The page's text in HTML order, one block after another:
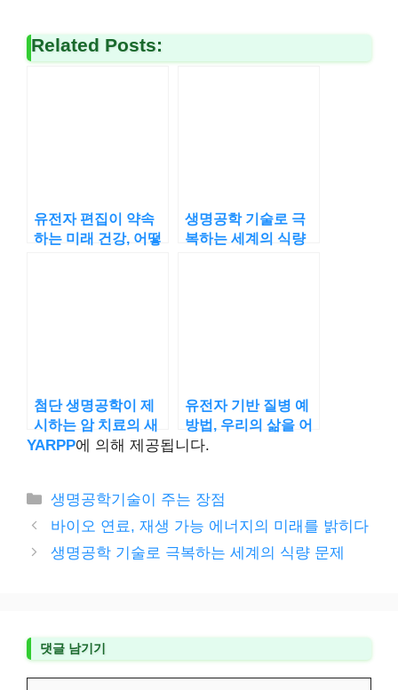
Related Posts:
유전자 편집이 약속
하는 미래 건강, 어떻
생명공학 기술로 극
복하는 세계의 식량
첨단 생명공학이 제
시하는 암 치료의 새
로운 방향
유전자 기반 질병 예
방법, 우리의 삶을 어
떻게 바꾸나
YARPP에 의해 제공됩니다.
카
테
리
생명공학기술이 주는 장점
바이오 연료, 재생 가능 에너지의 미래를 밝히다
생명공학 기술로 극복하는 세계의 식량 문제
댓글 남기기